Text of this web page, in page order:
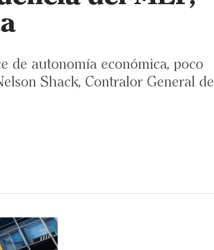
de autonomía económica, poco
Shack, Contralor General de